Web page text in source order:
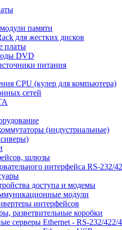
памяти
для жестких дисков
платы
DVD
питания
CPU (кулер для компьютера)
сетей
(индустриальные)
шлюзы
интерфейса RS-232/
доступа и модемы
модули
интерфейсов
разветвительные коробки
серверы Ethernet - RS-232/422/